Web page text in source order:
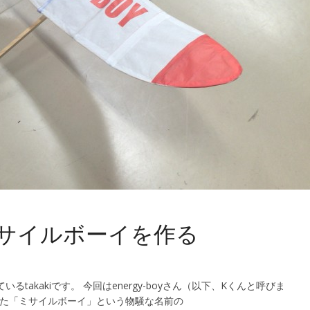
イルボーイを作る
るtakakiです。 今回はenergy-boyさん（以下、Kくんと呼びま
「ミサイルボーイ」という物騒な名前の